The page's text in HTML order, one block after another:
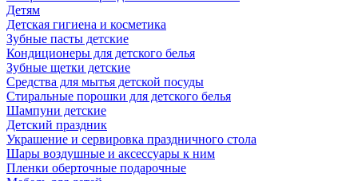
Детям
Детская гигиена и косметика
Зубные пасты детские
Кондиционеры для детского белья
Зубные щетки детские
Средства для мытья детской посуды
Стиральные порошки для детского белья
Шампуни детские
Детский праздник
Украшение и сервировка праздничного стола
Шары воздушные и аксессуары к ним
Пленки оберточные подарочные